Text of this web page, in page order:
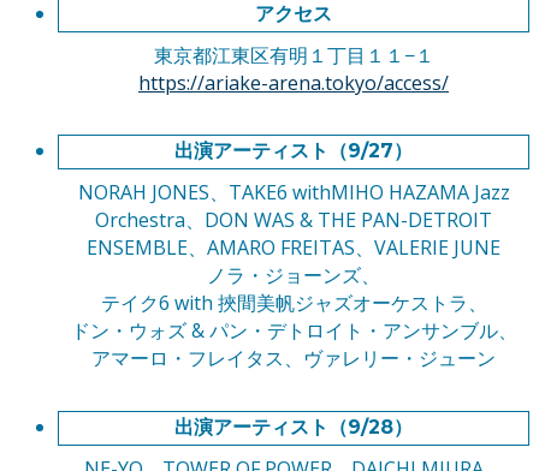
アクセス
東京都江東区有明１丁目１１−１
https://ariake-arena.tokyo/access/
出演アーティスト（9/27）
NORAH JONES、TAKE6 withMIHO HAZAMA Jazz
Orchestra、DON WAS & THE PAN-DETROIT
ENSEMBLE、AMARO FREITAS、VALERIE JUNE
ノラ・ジョーンズ、
テイク6 with 挾間美帆ジャズオーケストラ、
ドン・ウォズ & パン・デトロイト・アンサンブル、
アマーロ・フレイタス、ヴァレリー・ジューン
出演アーティスト（9/28）